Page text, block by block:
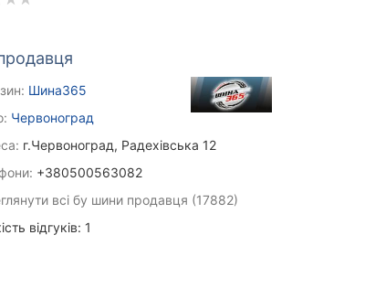
Шина365
Червоноград
г.Червоноград, Радехівська 12
+380500563082
всі бу шини продавця (17882)
відгуків: 1